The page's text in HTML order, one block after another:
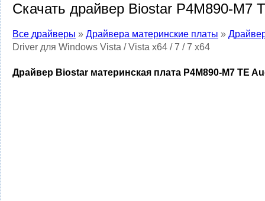
Скачать драйвер Biostar P4M890-M7
Все драйверы » Драйвера материнские платы »
Driver для Windows Vista / Vista x64 / 7 / 7 x64
Драйвер Biostar материнская плата P4M890-M7 TE